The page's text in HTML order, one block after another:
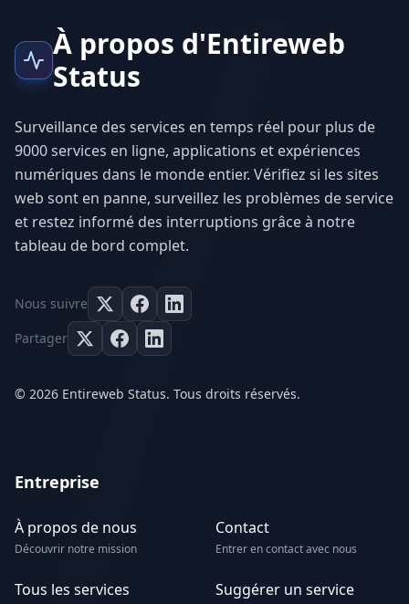
À propos d'Entireweb
Status
Surveillance des services en temps réel pour plus de
9000 services en ligne, applications et expériences
numériques dans le monde entier. Vérifiez si les sites
web sont en panne, surveillez les problèmes de service
et restez informé des interruptions grâce à notre
tableau de bord complet.
Nous suivre
Partager
© 2026 Entireweb Status. Tous droits réservés.
Entreprise
À propos de nous
Découvrir notre mission
Contact
Entrer en contact avec nous
Tous les services Suggérer un service